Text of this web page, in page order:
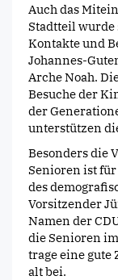
Auch das
Stadtteil wurde
Kontakte und
Johannes-
Arche Noah.
Besuche der
der
unterstützen
Besonders die
Senioren ist
des
Vorsitzender
Namen der
die Senioren
trage eine
alt bei.